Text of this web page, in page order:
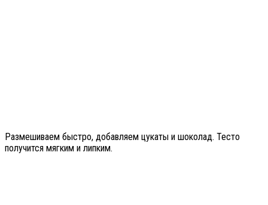
Размешиваем быстро, добавляем цукаты и шоколад. Тесто
получится мягким и липким.